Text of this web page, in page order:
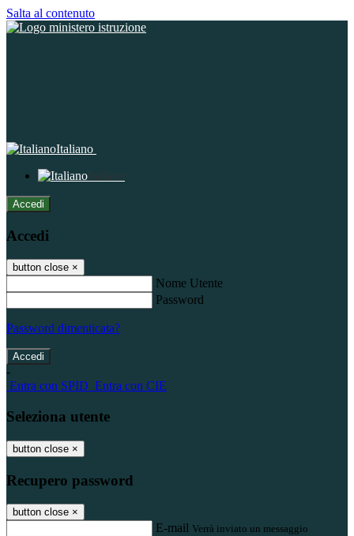
Salta al contenuto
Italiano
Italiano
Accedi
Accedi
button close ×
Nome Utente
Password
Password dimenticata?
-
Entra con SPID Entra con CIE
Seleziona utente
button close ×
Recupero password
button close ×
E-mail Verrà inviato un messaggio